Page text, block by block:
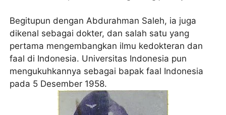
Begitupun dengan Abdurahman Saleh, ia juga
dikenal sebagai dokter, dan salah satu yang
pertama mengembangkan ilmu kedokteran dan
faal di Indonesia. Universitas Indonesia pun
mengukuhkannya sebagai bapak faal Indonesia
pada 5 Desember 1958.